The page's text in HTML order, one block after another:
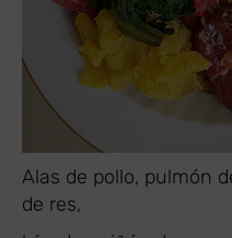
​Alas de pollo, pulmón
de res,